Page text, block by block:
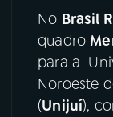
07ÚLTIMAS
No Brasil
quadro
para a
Noroeste
(Unijuí),